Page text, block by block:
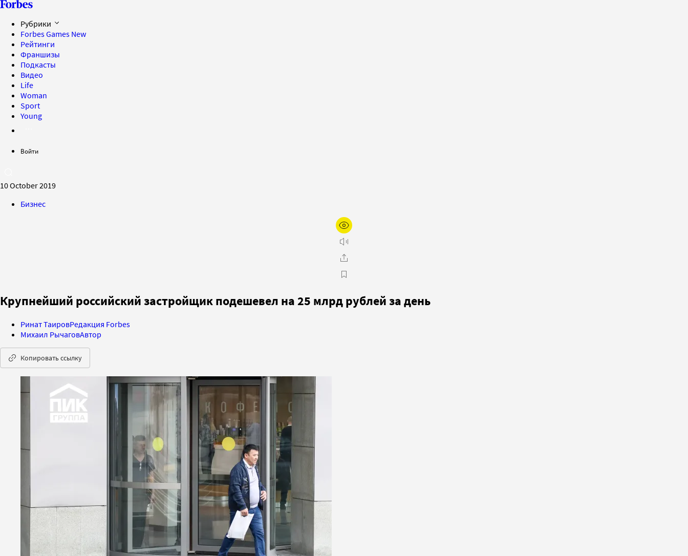
Рубрики
Forbes Games New
Рейтинги
Франшизы
Подкасты
Видео
Life
Woman
Sport
Young
Войти
10 October 2019
Бизнес
Крупнейший российский застройщик подешевел на 25 млрд рублей за день
Ринат ТаировРедакция Forbes
Михаил РычаговАвтор
Копировать ссылку